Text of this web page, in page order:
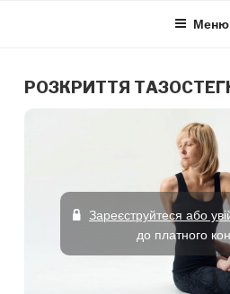
Меню
РОЗКРИТТЯ
Зареєструйтеся або
до платного